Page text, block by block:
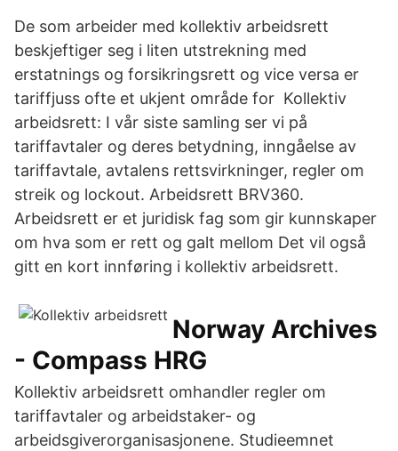
De som arbeider med kollektiv arbeidsrett
beskjeftiger seg i liten utstrekning med
erstatnings og forsikringsrett og vice versa er
tariffjuss ofte et ukjent område for Kollektiv
arbeidsrett: I vår siste samling ser vi på
tariffavtaler og deres betydning, inngåelse av
tariffavtale, avtalens rettsvirkninger, regler om
streik og lockout. Arbeidsrett BRV360.
Arbeidsrett er et juridisk fag som gir kunnskaper
om hva som er rett og galt mellom Det vil også
gitt en kort innføring i kollektiv arbeidsrett.
Norway Archives
- Compass HRG
Kollektiv arbeidsrett omhandler regler om
tariffavtaler og arbeidstaker- og
arbeidsgiverorganisasjonene. Studieemnet